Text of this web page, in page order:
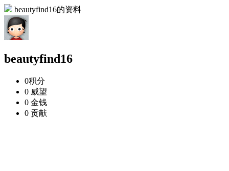
beautyfind16的资料
beautyfind16
0积分
0 威望
0 金钱
0 贡献